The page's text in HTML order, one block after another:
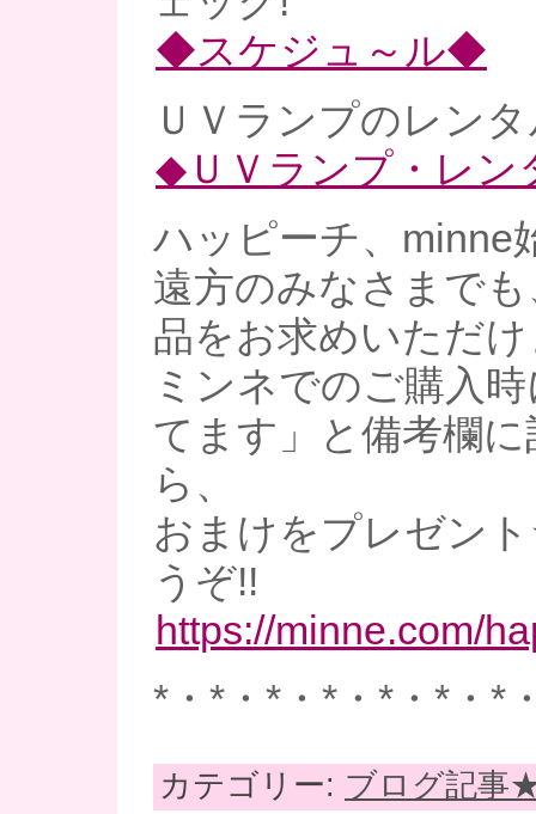
◆スケジュ～ル◆
ＵＶランプのレン
◆ＵＶランプ・レ
ハッピーチ、minne
遠方のみなさまで
品をお求めいただ
ミンネでのご購入
てます」と備考欄
ら、
おまけをプレゼン
うぞ!!
https://minne.com/
*・*・*・*・*・*・*
カテゴリー: ブログ記事